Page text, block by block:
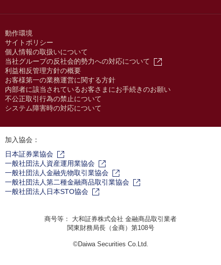
動作環境
サイトポリシー
個人情報の取扱いについて
当社グループの反社会的勢力への対応について
利益相反管理方針の概要
お客様第一の業務運営に関する方針
内部者に該当されているお客さまにお手続きのお願い
不公正取引行為の禁止について
システム障害時の対応について
加入協会：
日本証券業協会
一般社団法人資産運用業協会
一般社団法人金融先物取引業協会
一般社団法人第二種金融商品取引業協会
一般社団法人日本STO協会
商号等： 大和証券株式会社 金融商品取引業者
関東財務局長（金商）第108号
©Daiwa Securities Co.Ltd.